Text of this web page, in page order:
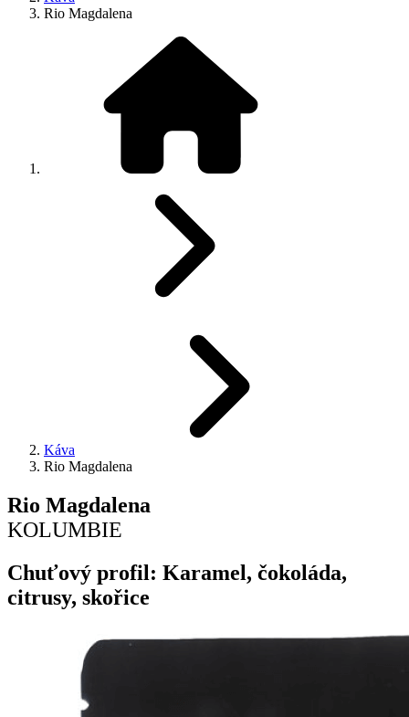
Rio Magdalena
Káva
Rio Magdalena
Rio Magdalena
KOLUMBIE
Chuťový profil: Karamel, čokoláda,
citrusy, skořice